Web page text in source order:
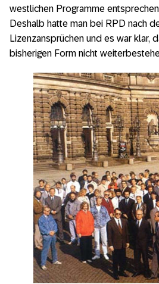
westlichen Programme
Deshalb hatte man bei RPD nach
Lizenzansprüchen und es war klar,
bisherigen Form nicht